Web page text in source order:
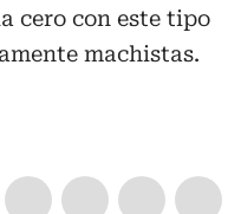
cero con este tipo
machistas.